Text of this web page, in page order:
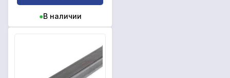
●В наличии